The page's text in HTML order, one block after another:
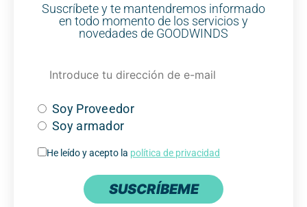
Suscríbete y te mantendremos informado
en todo momento de los servicios y
novedades de GOODWINDS
Soy Proveedor
Soy armador
He leído y acepto la política de privacidad
SUSCRÍBEME